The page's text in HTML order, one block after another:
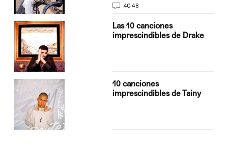
4048
Las 10 canciones
imprescindibles de Drake
10 canciones
imprescindibles de Tainy